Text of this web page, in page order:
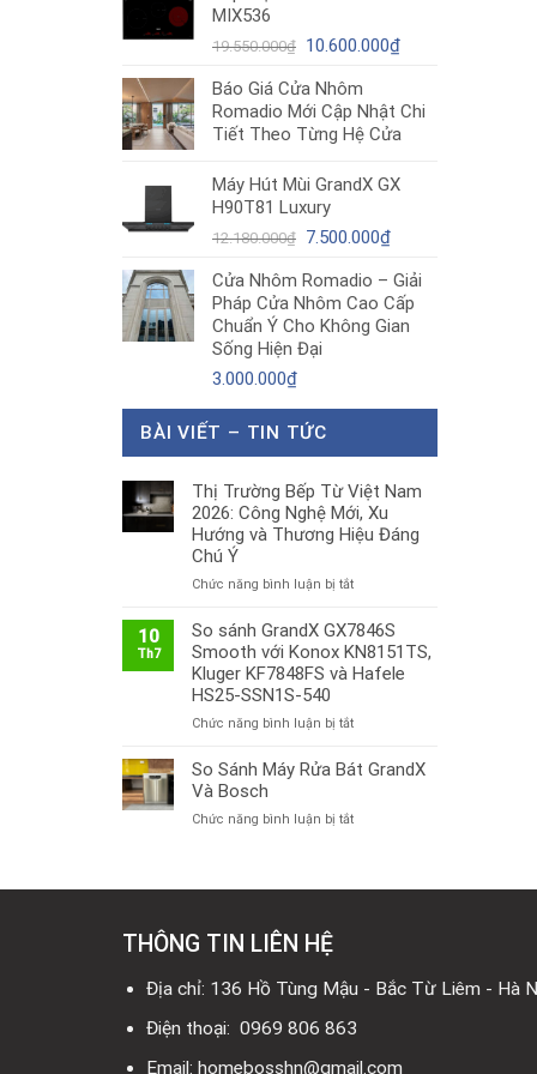
5.200.000₫.
MIX536
19.550.000₫ Giá
là:
19.550.000₫.
10.600.000₫Giá
là:
10.600.000₫.
Báo Giá Cửa Nhôm
Romadio Mới Cập Nhật Chi
Tiết Theo Từng Hệ Cửa
Máy Hút Mùi GrandX GX
H90T81 Luxury
12.180.000₫ Giá
là:
12.180.000₫.
7.500.000₫Giá
tại
là:
7.500.000₫.
Cửa Nhôm Romadio – Giải
Pháp Cửa Nhôm Cao Cấp
Chuẩn Ý Cho Không Gian
Sống Hiện Đại
3.000.000₫
BÀI VIẾT – TIN TỨC
Thị Trường Bếp Từ Việt Nam
2026: Công Nghệ Mới, Xu
Hướng và Thương Hiệu Đáng
Chú Ý
Chức năng bình luận bị tắtở
Trường
Bếp
Từ
2026:
Nghệ
Hướng
Hiệu
10
Th7
So sánh GrandX GX7846S
Smooth với Konox KN8151TS,
Kluger KF7848FS và Hafele
HS25-SSN1S-540
Chức năng bình luận bị tắtở
sánh
Smooth
HS25-
540
So Sánh Máy Rửa Bát GrandX
Và Bosch
Chức năng bình luận bị tắtở
Bosch
THÔNG TIN LIÊN HỆ
Địa chỉ: 136 Hồ Tùng Mậu - Bắc Từ Liêm - Hà
Điện thoại: 0969 806 863
Email: homebosshn@gmail.com